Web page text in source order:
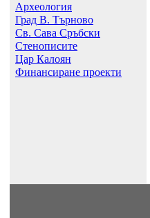
Археология
Град В. Търново
Св. Сава Сръбски
Стенописите
Цар Калоян
Финансиране проекти